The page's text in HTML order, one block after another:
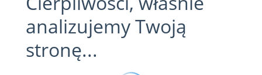
analizujemy Twoją
stronę...